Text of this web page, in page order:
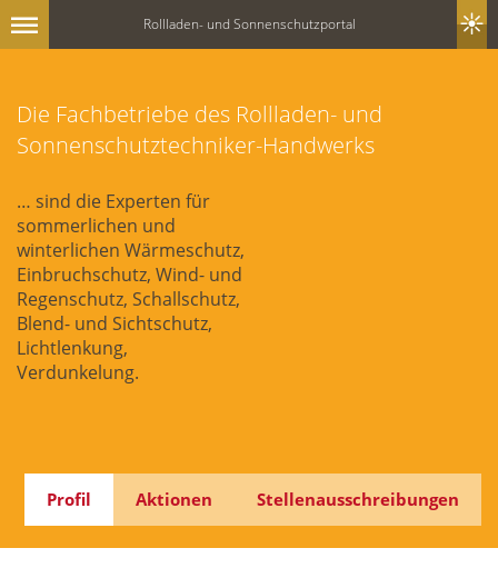
Rollladen- und Sonnenschutzportal
Die Fachbetriebe des Rollladen- und
Sonnenschutztechniker-Handwerks
… sind die Experten für
sommerlichen und
winterlichen Wärmeschutz,
Einbruchschutz, Wind- und
Regenschutz, Schallschutz,
Blend- und Sichtschutz,
Lichtlenkung,
Verdunkelung.
Profil Aktionen Stellenausschreibungen